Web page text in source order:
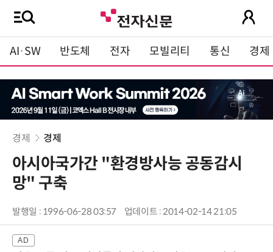
AI·SW 반도체 전자 모빌리티 통신 경제
경제 경제
아시아국가간 "환경방사능 공동감시
망" 구축
발행일 : 1996-06-28 03:57 업데이트 : 2014-02-14 21:05